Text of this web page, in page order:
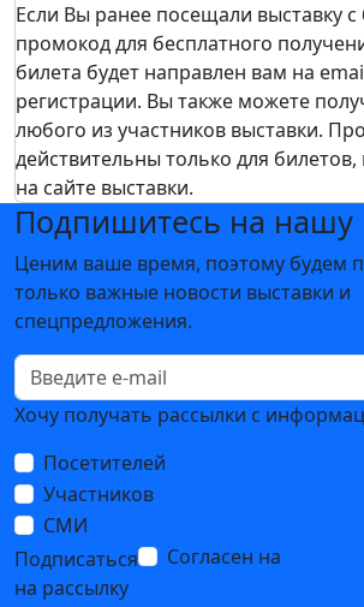
Если Вы ранее посещали выставку
промокод для бесплатного
билета будет направлен вам на
регистрации. Вы также можете
любого из участников выставки.
действительны только для
на сайте выставки.
Подпишитесь на нашу
Ценим ваше время, поэтому будем
только важные новости выставки и
спецпредложения.
Хочу получать рассылки с
Посетителей
Участников
СМИ
Подписаться
на рассылку
Согласен на